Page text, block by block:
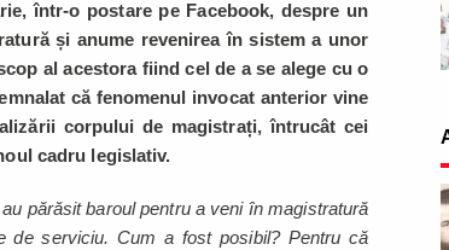
într-o postare pe Facebook, despre un
și anume revenirea în sistem a unor
al acestora fiind cel de a se alege cu o
că fenomenul invocat anterior vine
corpului de magistrați, întrucât cei
cadru legislativ.
părăsit baroul pentru a veni în magistratură
de serviciu. Cum a fost posibil? Pentru că